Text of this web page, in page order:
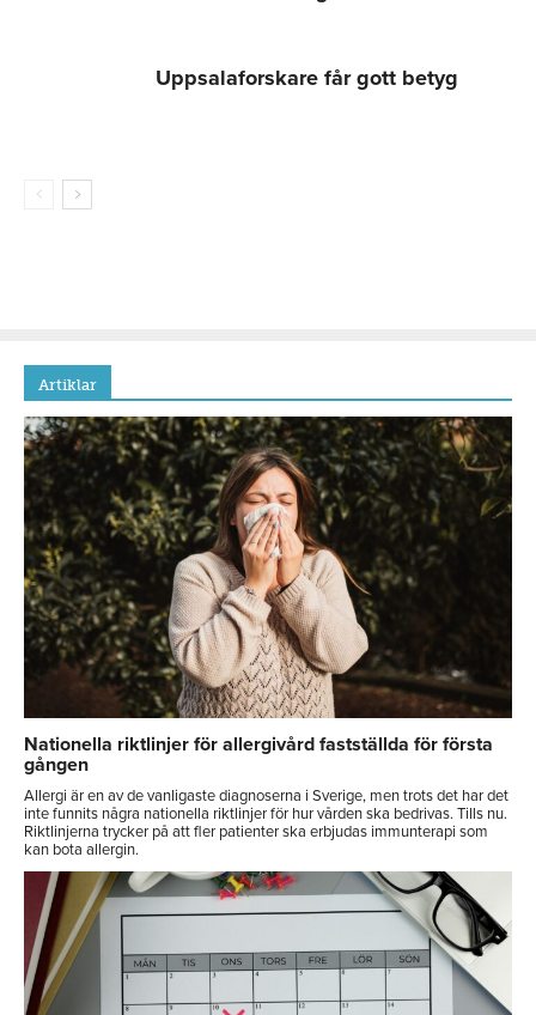
Uppsalaforskare får gott betyg
Artiklar
Nationella riktlinjer för allergivård fastställda för första
gången
Allergi är en av de vanligaste diagnoserna i Sverige, men trots det har det
inte funnits några nationella riktlinjer för hur vården ska bedrivas. Tills nu.
Riktlinjerna trycker på att fler patienter ska erbjudas immunterapi som
kan bota allergin.